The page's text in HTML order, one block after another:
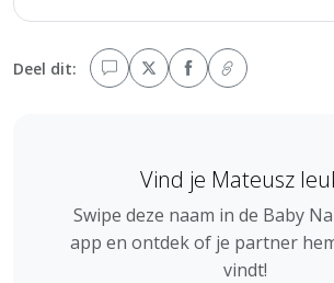
Deel dit:
Vind je Mateusz
Swipe deze naam in de Baby
app en ontdek of je partner
vindt!